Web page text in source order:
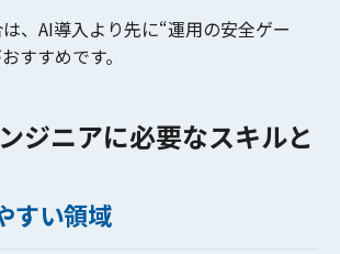
、AI導入より先に“運用の安全ゲー
すすめです。
ジニアに必要なスキルと
すい領域